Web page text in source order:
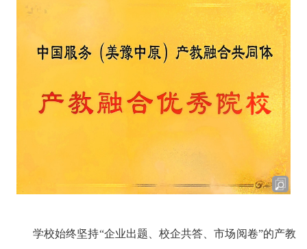
学校始终坚持“企业出题、校企共答、市场阅卷”的产教